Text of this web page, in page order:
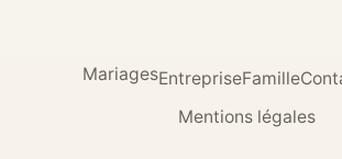
MariagesEntrepriseFamille
Mentions légales